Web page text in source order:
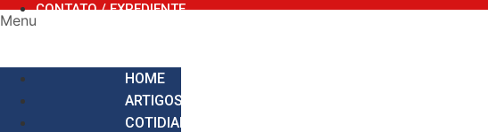
CONTATO / EXPEDIENTE
Menu
HOME
ARTIGOS
COTIDIANO